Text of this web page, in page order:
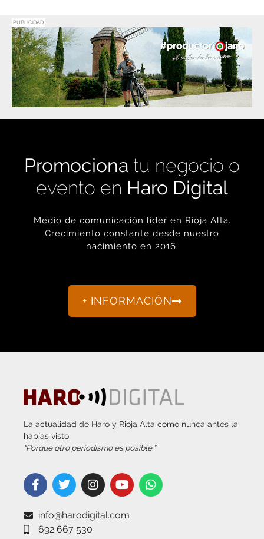
PUBLICIDAD
Promociona tu negocio o
evento en Haro Digital
Medio de comunicación líder en Rioja Alta.
Crecimiento constante desde nuestro
nacimiento en 2016.
+ INFORMACIÓN
La actualidad de Haro y Rioja Alta como nunca antes la
habías visto.
“Porque otro periodismo es posible.”
info@harodigital.com
692 667 530